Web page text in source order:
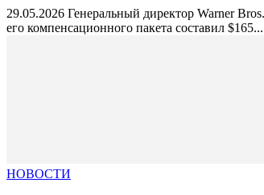
29.05.2026 Генеральный директор Warner
его компенсационного пакета составил $165...
НОВОСТИ